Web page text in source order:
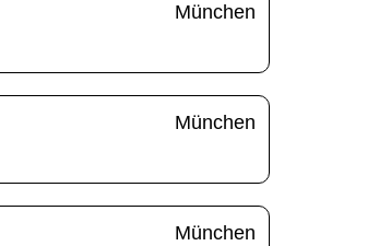
München
München
München